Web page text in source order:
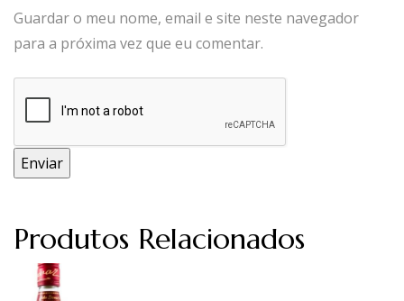
Guardar o meu nome, email e site neste navegador
para a próxima vez que eu comentar.
Produtos Relacionados